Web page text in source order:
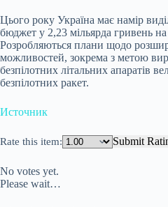
Цього року Україна має намір
бюджет у 2,23 мільярда гривень
Розробляються плани щодо
можливостей, зокрема з метою
безпілотних літальних апаратів
безпілотних ракет.
Источник
Rate this item: Submit
No votes yet.
Please wait…